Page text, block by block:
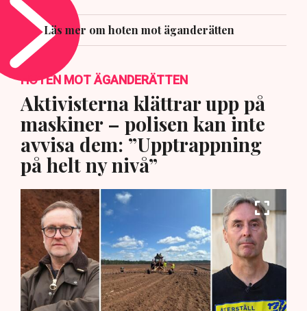
Läs mer om hoten mot äganderätten
HOTEN MOT ÄGANDERÄTTEN
Aktivisterna klättrar upp på
maskiner – polisen kan inte
avvisa dem: ”Upptrappning
på helt ny nivå”